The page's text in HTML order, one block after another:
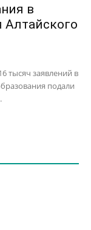
в
тысяч заявлений в
подали